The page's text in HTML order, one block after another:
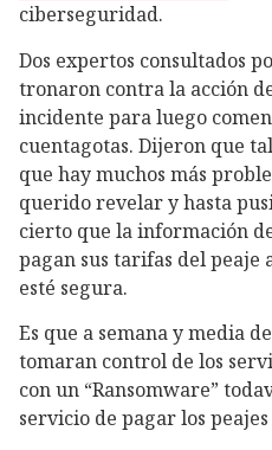
ciberseguridad.
Dos expertos consultados
tronaron contra la acción
incidente para luego
cuentagotas. Dijeron que
que hay muchos más
querido revelar y hasta
cierto que la información
pagan sus tarifas del peaje
esté segura.
Es que a semana y media
tomaran control de los
con un “Ransomware”
servicio de pagar los